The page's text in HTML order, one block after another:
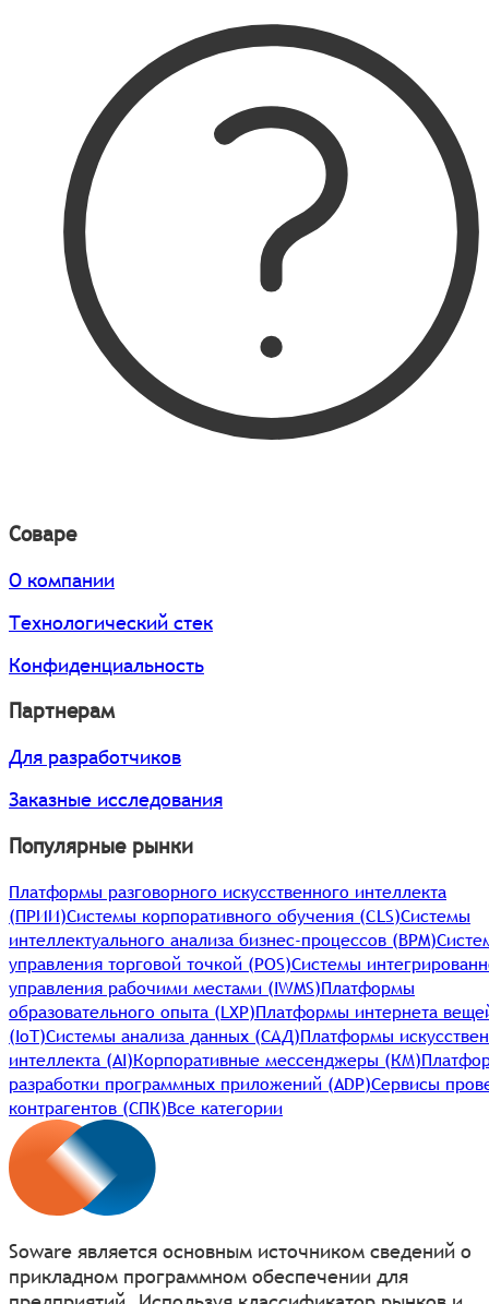
Соваре
О компании
Технологический стек
Конфиденциальность
Партнерам
Для разработчиков
Заказные исследования
Популярные рынки
Платформы разговорного искусственного интеллекта
(ПРИИ)Системы корпоративного обучения (CLS)Системы
интеллектуального анализа бизнес-процессов (BPM)
управления торговой точкой (POS)Системы
управления рабочими местами (IWMS)Платформы
образовательного опыта (LXP)Платформы интернета
(IoT)Системы анализа данных (САД)Платформы
интеллекта (AI)Корпоративные мессенджеры (КМ)
разработки программных приложений (ADP)Сервисы
контрагентов (СПК)Все категории
Soware является основным источником сведений о
прикладном программном обеспечении для